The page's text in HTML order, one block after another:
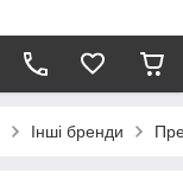
Інші бренди